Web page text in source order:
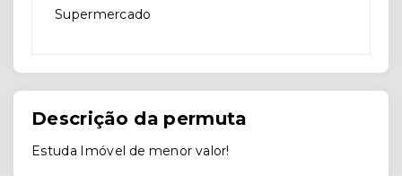
Supermercado
Descrição da permuta
Estuda Imóvel de menor valor!